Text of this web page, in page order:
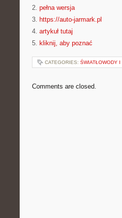
2. pełna wersja
3. https://auto-jarmark.pl
4. artykuł tutaj
5. kliknij, aby poznać
CATEGORIES: ŚWIATŁOWODY
Comments are closed.